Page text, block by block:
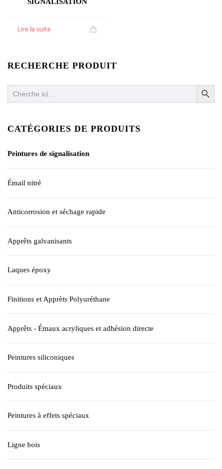
Lire la suite
RECHERCHE PRODUIT
Search
for:
SEARCH
CATÉGORIES DE PRODUITS
Peintures de signalisation
Émail nitré
Anticorrosion et séchage rapide
Apprêts galvanisants
Laques époxy
Finitions et Apprèts Polyuréthane
Apprêts - Émaux acryliques et adhésion directe
Peintures siliconiques
Produits spéciaux
Peintures à effets spéciaux
Ligne bois